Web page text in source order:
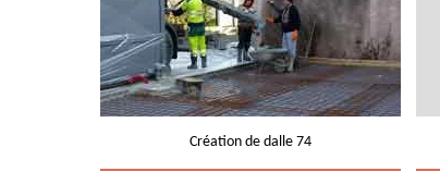
Création de dalle 74